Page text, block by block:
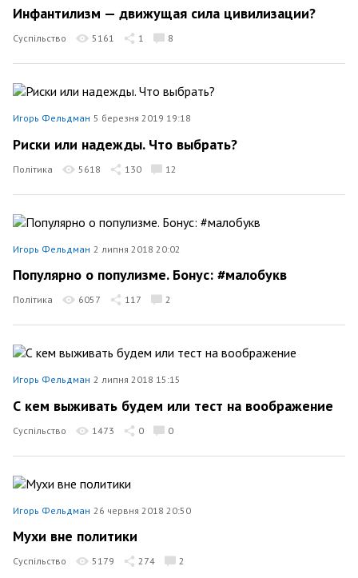
Инфантилизм — движущая сила цивилизации?
Суспільство 5161 1 8
Игорь Фельдман 5 березня 2019 19:18
Риски или надежды. Что выбрать?
Політика 5618 130 12
Игорь Фельдман 2 липня 2018 20:02
Популярно о популизме. Бонус: #малобукв
Політика 6057 117 2
Игорь Фельдман 2 липня 2018 15:15
С кем выживать будем или тест на воображение
Суспільство 1473 0 0
Игорь Фельдман 26 червня 2018 20:50
Мухи вне политики
Суспільство 5179 274 2